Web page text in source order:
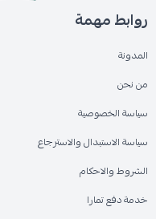
روابط مهمة
المدونة
من نحن
سياسة الخصوصية
سياسة الاستبدال والاسترجاع
الشروط والاحكام
خدمة دفع تمارا